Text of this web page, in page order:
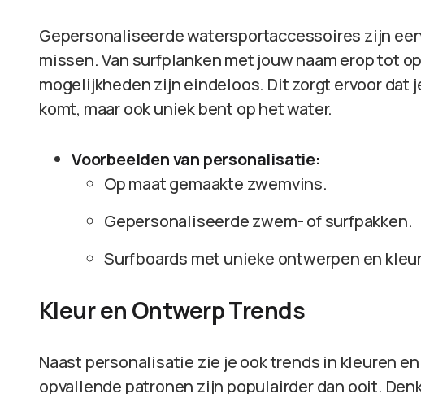
Gepersonaliseerde watersportaccessoires zijn
missen. Van surfplanken met jouw naam erop tot
mogelijkheden zijn eindeloos. Dit zorgt ervoor dat
komt, maar ook uniek bent op het water.
Voorbeelden van personalisatie:
Op maat gemaakte zwemvins.
Gepersonaliseerde zwem- of surfpakken.
Surfboards met unieke ontwerpen en
Kleur en Ontwerp Trends
Naast personalisatie zie je ook trends in kleuren
opvallende patronen zijn populairder dan ooit.